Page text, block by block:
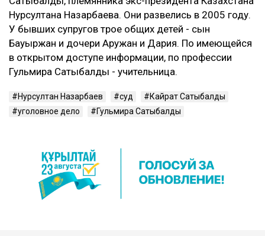
лет лишения свободы.
В 2024 году Сатыбалды признали виновной еще по
одному делу - о вымогательстве и незаконном
лишении свободы. После этого окончательный срок
увеличили до 12 лет.
Кто такая Гульмира Сатыбалды
Нурсултана Назарбаева. Они развелись в 2005 году.
У бывших супругов трое общих детей - сын
Бауыржан и дочери Аружан и Дария. По имеющейся
в открытом доступе информации, по профессии